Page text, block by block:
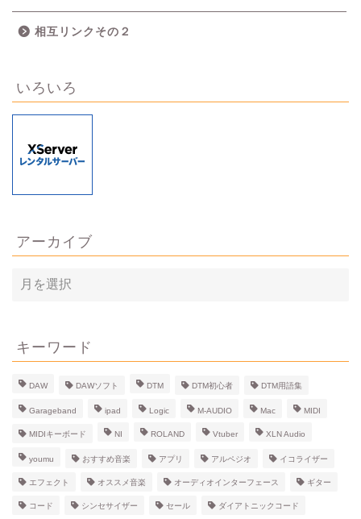
相互リンクその２
いろいろ
アーカイブ
ア
ー
ブ
キーワード
DAW DAWソフト DTM DTM初心者 DTM用語集
Garageband ipad Logic M-AUDIO Mac MIDI
MIDIキーボード NI ROLAND Vtuber XLN Audio
youmu おすすめ音楽 アプリ アルペジオ イコライザー
エフェクト オススメ音楽 オーディオインターフェース ギター
コード シンセサイザー セール ダイアトニックコード